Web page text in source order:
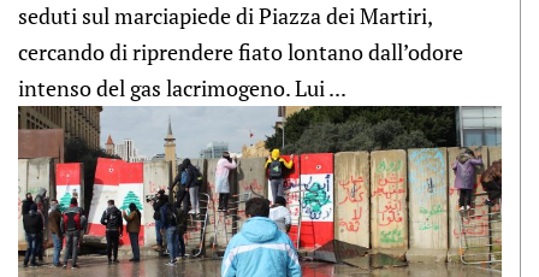
seduti sul marciapiede di Piazza dei Martiri,
cercando di riprendere fiato lontano dall’odore
intenso del gas lacrimogeno. Lui ...